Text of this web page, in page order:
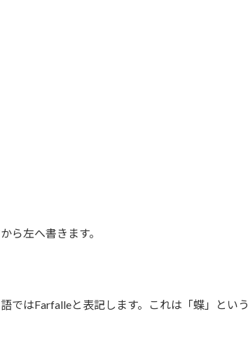
ら左へ書きます。
ではFarfalleと表記します。これは「蝶」という